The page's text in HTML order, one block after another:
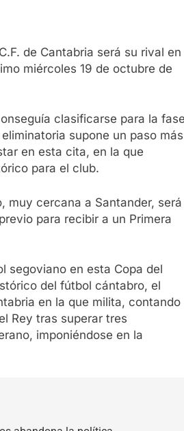
de Cantabria será su rival en
miércoles 19 de octubre de
clasificarse para la fase
supone un paso más
en esta cita, en la que
para el club.
muy cercana a Santander, será
para recibir a un Primera
segoviano en esta Copa del
del fútbol cántabro, el
en la que milita, contando
Rey tras superar tres
imponiéndose en la